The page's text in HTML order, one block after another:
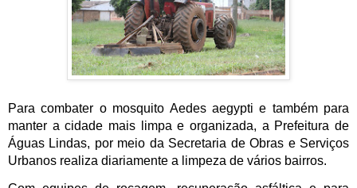
Para combater o mosquito Aedes aegypti e também para
manter a cidade mais limpa e organizada, a Prefeitura de
Águas Lindas, por meio da Secretaria de Obras e Serviços
Urbanos realiza diariamente a limpeza de vários bairros.